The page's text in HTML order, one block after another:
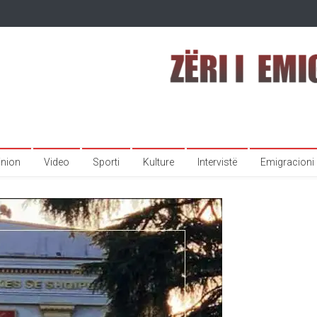
Video Sporti Kulture Intervistë Emigracioni